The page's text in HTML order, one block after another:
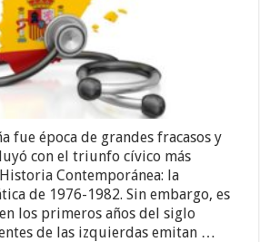
fue época de grandes fracasos y
con el triunfo cívico más
Contemporánea: la
de 1976-1982. Sin embargo, es
los primeros años del siglo
de las izquierdas emitan …